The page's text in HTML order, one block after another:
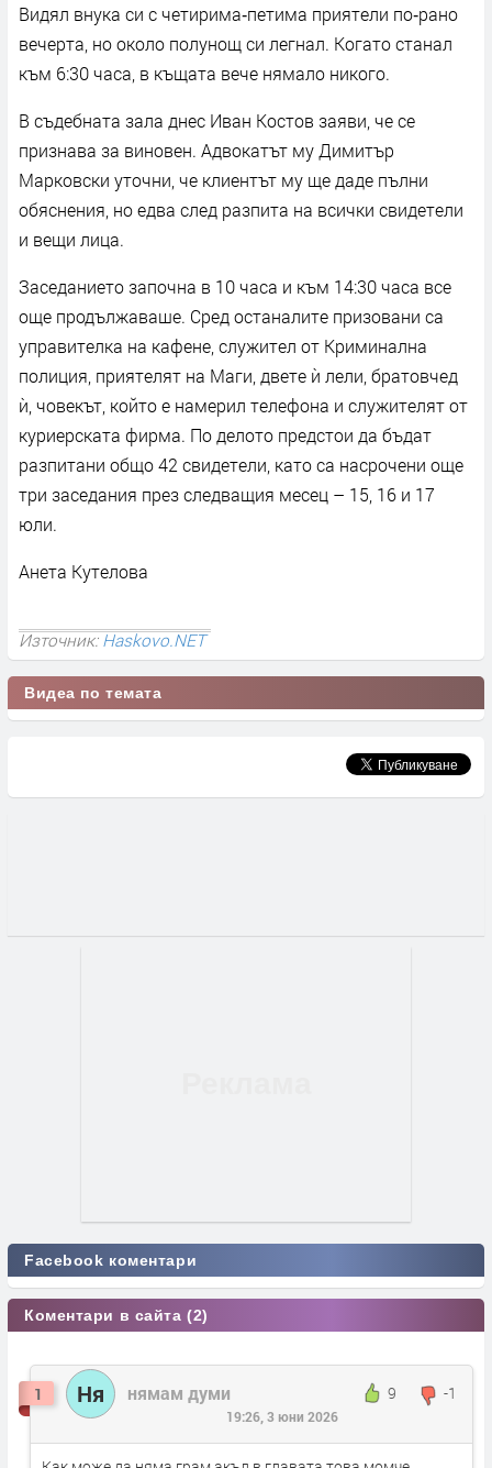
Видял внука си с четирима‑петима приятели по‑рано
вечерта, но около полунощ си легнал. Когато станал
към 6:30 часа, в къщата вече нямало никого.
В съдебната зала днес Иван Костов заяви, че се
признава за виновен. Адвокатът му Димитър
Марковски уточни, че клиентът му ще даде пълни
обяснения, но едва след разпита на всички свидетели
и вещи лица.
Заседанието започна в 10 часа и към 14:30 часа все
още продължаваше. Сред останалите призовани са
управителка на кафене, служител от Криминална
полиция, приятелят на Маги, двете ѝ лели, братовчед
ѝ, човекът, който е намерил телефона и служителят от
куриерската фирма. По делото предстои да бъдат
разпитани общо 42 свидетели, като са насрочени още
три заседания през следващия месец – 15, 16 и 17
юли.
Анета Кутелова
Източник:Haskovo.NET
Видеа по темата
Facebook коментари
Коментари в сайта (2)
1 Ня нямам думи 9 -1
19:26, 3 юни 2026